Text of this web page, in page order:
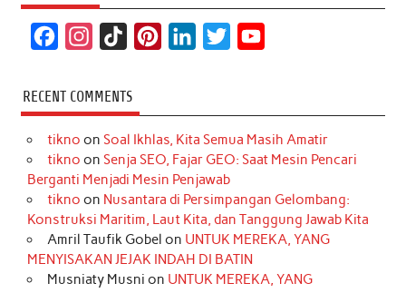
c
e
b
o
k
s
t
a
r
a
m
k
T
o
k
t
e
r
e
s
t
k
e
d
I
n
t
t
r
T
u
e
RECENT COMMENTS
tikno on Soal Ikhlas, Kita Semua Masih Amatir
tikno on Senja SEO, Fajar GEO: Saat Mesin Pencari
Berganti Menjadi Mesin Penjawab
tikno on Nusantara di Persimpangan Gelombang:
Konstruksi Maritim, Laut Kita, dan Tanggung Jawab Kita
Amril Taufik Gobel on UNTUK MEREKA, YANG
MENYISAKAN JEJAK INDAH DI BATIN
Musniaty Musni on UNTUK MEREKA, YANG